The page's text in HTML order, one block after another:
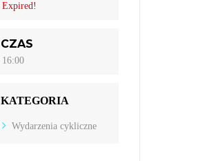
Expired!
CZAS
16:00
KATEGORIA
Wydarzenia cykliczne